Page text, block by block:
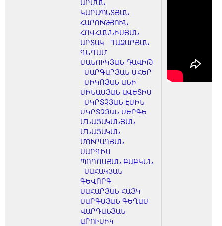
ԱՐՄԱՆ
ԿԱՐԱՊԵՏՅԱՆ
ՀԱՐՈՒԹՅՈՒՆ
ՀՈՎՀԱՆՆԻՍՅԱՆ
ԱՐՏԱԿ
ՂԱԶԱՐՅԱՆ
ԳԵՂԱՄ
ՄԱՆՈՒԿՅԱՆ ԴԱՎԻԹ
ՄԱՐԳԱՐՅԱՆ ՄՀԵՐ
ՄԻԿՈՅԱՆ ԱՆԻ
ՄԻՆԱՍՅԱՆ ԱՎԵՏԻՍ
ՄԿՐՏՉՅԱՆ ԷՄԻՆ
ՄԿՐՏՉՅԱՆ ՍԵՐԳԵ
ՄՆԱՑԱԿԱՆՅԱՆ
ՄՆԱՑԱԿԱՆ
ՄՈՒՐԱԴՅԱՆ
ՍԱՐԳԻՍ
ՊՈՂՈՍՅԱՆ ԲԱԲԿԵՆ
ՍԱՀԱԿՅԱՆ
ԳԵՎՈՐԳ
ՍԱՀԱՐՅԱՆ ՀԱՅԿ
ՍԱՐԳՍՅԱՆ ԳԵՂԱՄ
ՎԱՐԴԱՆՅԱՆ
ԱՐՈՒՍԻԿ